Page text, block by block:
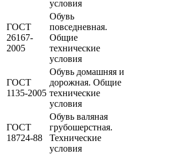
условия
ГОСТ
26167-
2005
Обувь
повседневная.
Общие
технические
условия
ГОСТ
1135-2005
Обувь домашняя и
дорожная. Общие
технические
условия
ГОСТ
18724-88
Обувь валяная
грубошерстная.
Технические
условия